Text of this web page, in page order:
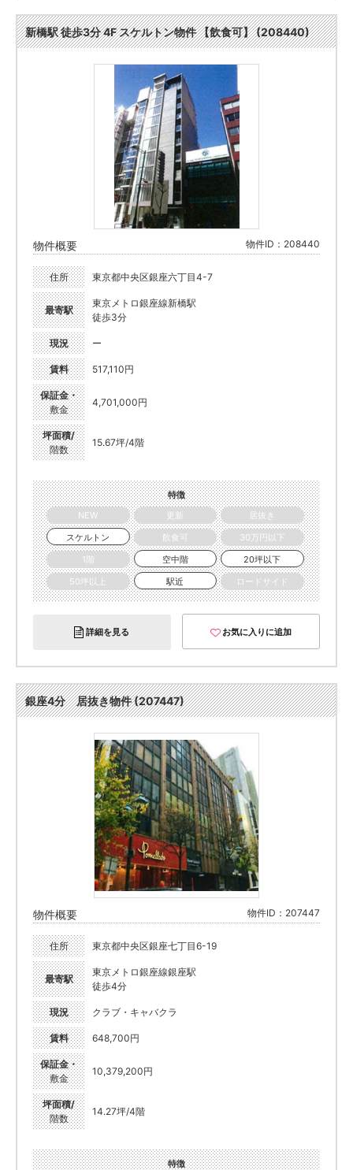
新橋駅 徒歩3分 4F スケルトン物件 【飲食可】 (208440)
物件概要 物件ID：208440
住所 東京都中央区銀座六丁目4-7
最寄駅
東京メトロ銀座線新橋駅
徒歩3分
現況 ー
賃料 517,110円
保証金・
敷金
4,701,000円
坪面積/
階数
15.67坪/4階
特徴
NEW
更新
居抜き
スケルトン
飲食可
30万円以下
1階
空中階
20坪以下
50坪以上
駅近 ロードサイド
詳細を見る お気に入りに追加
銀座4分 居抜き物件 (207447)
物件概要 物件ID：207447
住所 東京都中央区銀座七丁目6-19
最寄駅
東京メトロ銀座線銀座駅
徒歩4分
現況 クラブ・キャバクラ
賃料 648,700円
保証金・
敷金
10,379,200円
坪面積/
階数
14.27坪/4階
特徴